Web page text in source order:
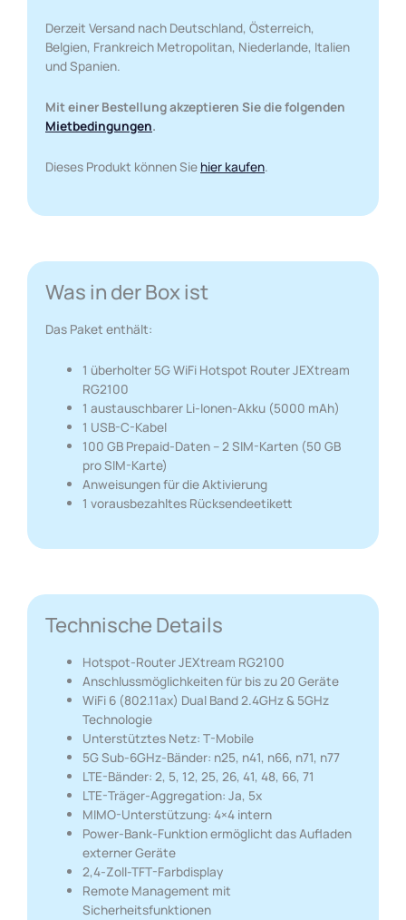
Derzeit Versand nach Deutschland, Österreich,
Belgien, Frankreich Metropolitan, Niederlande, Italien
und Spanien.
Mit einer Bestellung akzeptieren Sie die folgenden
Mietbedingungen.
Dieses Produkt können Sie hier kaufen.
Was in der Box ist
Das Paket enthält:
1 überholter 5G WiFi Hotspot Router JEXtream
RG2100
1 austauschbarer Li-Ionen-Akku (5000 mAh)
1 USB-C-Kabel
100 GB Prepaid-Daten – 2 SIM-Karten (50 GB
pro SIM-Karte)
Anweisungen für die Aktivierung
1 vorausbezahltes Rücksendeetikett
Technische Details
Hotspot-Router JEXtream RG2100
Anschlussmöglichkeiten für bis zu 20 Geräte
WiFi 6 (802.11ax) Dual Band 2.4GHz & 5GHz
Technologie
Unterstütztes Netz: T-Mobile
5G Sub-6GHz-Bänder: n25, n41, n66, n71, n77
LTE-Bänder: 2, 5, 12, 25, 26, 41, 48, 66, 71
LTE-Träger-Aggregation: Ja, 5x
MIMO-Unterstützung: 4×4 intern
Power-Bank-Funktion ermöglicht das Aufladen
externer Geräte
2,4-Zoll-TFT-Farbdisplay
Remote Management mit
Sicherheitsfunktionen